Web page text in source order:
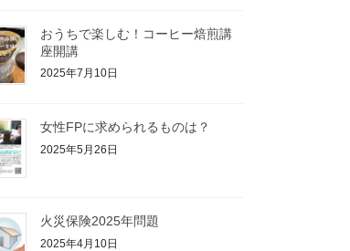
おうちで楽しむ！コーヒー焙煎講
座開講
2025年7月10日
女性FPに求められるものは？
2025年5月26日
火災保険2025年問題
2025年4月10日